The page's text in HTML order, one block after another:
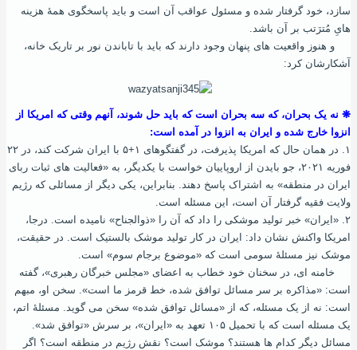
‌سازد، خود گرفتار شده و مسئول عواقب آن است و باید پاسخگوی همۀ هزینه‌
هایِ مُترَتب بر آن باشد.
و هنوز واقعیت های پنهان وجود دارند که باید با تاباندن نور بر تاریک خانه،
آشکارشان کرد:
❋ نه یک بحران، که سه بحران است که باید حل شوند، آنهم وقتی که امریکا از
انزوا خارج شده و ایران به انزوا در آمده‌ است:
۱. در همان حال که امریکا پذیرفت، در گفتگوهای ۱+۵ با ایران شرکت کند، در ۲۲
فوریه ۲۰۲۱، جو بایدن از اروپاییان خواست با یکدیگر، به «فعالیت‌ های ثبات ربای
ایران در منطقه» به اشتراک پاسخ دهند. بنابراین، یکی دیگر از مسائلی که رژیم
ولایت فقیه گرفتار آن است، این مسئله است.
۲. «ایران» خبر تولید موشکی را داد که آن را «ذوالجناح» نامیده‌ است. درجا،
امریکا واکنش نشان‌ داد: ایران در کار تولید موشک بالستیک است. در حقیقت،
موشک نیز مسئلۀ سومی است که «موضوع برجام سوم» است.
خامنه ای، در سخنان خود خطاب به اعضای «مجلس خبرگان رهبری»، گفته
‌است: «مذاکره بر سر مسائل توافق شده، خط قرمز ما است». سخن او، مبهم
است: نه از یک مسئله، که از «مسائل توافق شده» سخن می‌ گوید. مسئلۀ اتم،
یک مسئله است که با تحمیل ۱۰۵ تعهد به «ایران»، بر سرش «توافق شد».
مسائل دیگر کدام ها هستند؟ موشک است؟ نقش رژیم در منطقه است؟ اگر